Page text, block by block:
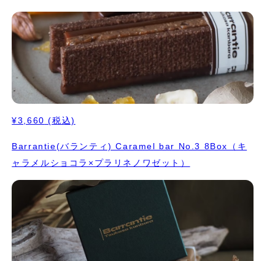
¥3,660 (税込)
Barrantie(バランティ) Caramel bar No.3 8Box（キ
ャラメルショコラ×プラリネノワゼット）